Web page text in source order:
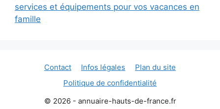
services et équipements pour vos vacances en
famille
Contact Infos légales
Plan du site
Politique de confidentialité
© 2026 - annuaire-hauts-de-france.fr